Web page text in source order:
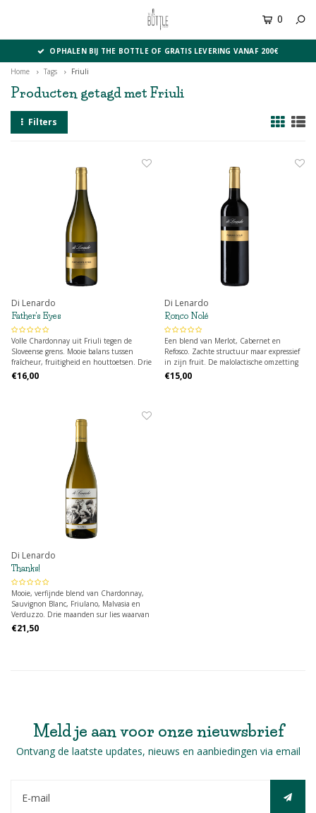
0
OPHALEN BIJ THE BOTTLE OF GRATIS LEVERING VANAF 200€
Home Tags Friuli
Producten getagd met Friuli
Filters
Di Lenardo
Father's Eyes
Volle Chardonnay uit Friuli tegen de
Sloveense grens. Mooie balans tussen
fraîcheur, fruitigheid en houttoetsen. Drie
maanden sur lies op nieuwe, Amerikaanse
eiken vaten.
€16,00
Di Lenardo
Ronco Nolé
Een blend van Merlot, Cabernet en
Refosco. Zachte structuur maar expressief
in zijn fruit. De malolactische omzetting
in combinatie met 12 maanden
houtopvoeding zorgen voor een
€15,00
Di Lenardo
Thanks!
Mooie, verfijnde blend van Chardonnay,
Sauvignon Blanc, Friulano, Malvasia en
Verduzzo. Drie maanden sur lies waarvan
deels op nieuw Amerikaans hout.
€21,50
Meld je aan voor onze nieuwsbrief
Ontvang de laatste updates, nieuws en aanbiedingen via email